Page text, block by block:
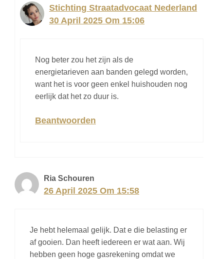
Stichting Straatadvocaat Nederland
30 April 2025 Om 15:06
Nog beter zou het zijn als de
energietarieven aan banden gelegd worden,
want het is voor geen enkel huishouden nog
eerlijk dat het zo duur is.
Beantwoorden
Ria Schouren
26 April 2025 Om 15:58
Je hebt helemaal gelijk. Dat e die belasting er
af gooien. Dan heeft iedereen er wat aan. Wij
hebben geen hoge gasrekening omdat we